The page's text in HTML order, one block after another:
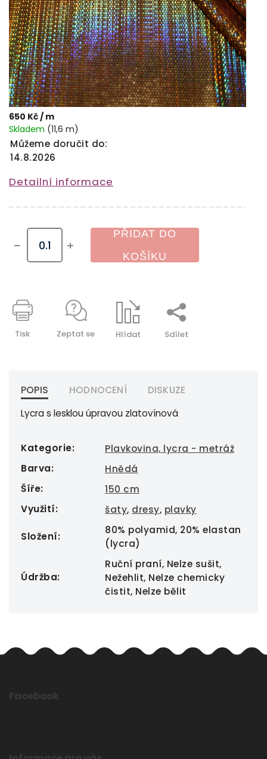
650 Kč/ m
Skladem (11,6 m)
Můžeme doručit do:
14.8.2026
PŘIDAT DO
KOŠÍKU
Detailní informace
Tisk Zeptat se Hlídat Sdílet
POPIS HODNOCENÍ
DISKUZE
Lycra s lesklou úpravou zlatovínová
Kategorie:
Plavkovina, lycra - metráž
Barva:
Hnědá
Šíře:
150 cm
Využití: šaty, dresy, plavky
Složení:
80% polyamid, 20% elastan
(lycra)
Údržba:
Ruční praní, Nelze sušit,
Nežehlit, Nelze chemicky
čistit, Nelze bělit
Facebook